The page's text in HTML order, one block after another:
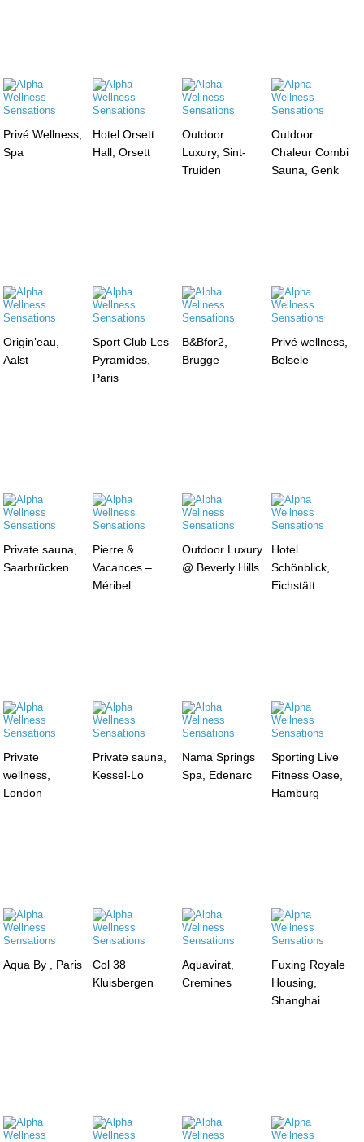
Privé Wellness,
Spa
Hotel Orsett
Hall, Orsett
Outdoor
Luxury, Sint-
Truiden
Outdoor
Chaleur Combi
Sauna, Genk
Origin’eau,
Aalst
Sport Club Les
Pyramides,
Paris
B&Bfor2,
Brugge
Privé wellness,
Belsele
Private sauna,
Saarbrücken
Pierre &
Vacances –
Méribel
Outdoor Luxury
@ Beverly Hills
Hotel
Schönblick,
Eichstätt
Private
wellness,
London
Private sauna,
Kessel-Lo
Nama Springs
Spa, Edenarc
Sporting Live
Fitness Oase,
Hamburg
Aqua By , Paris
Col 38
Kluisbergen
Aquavirat,
Cremines
Fuxing Royale
Housing,
Shanghai